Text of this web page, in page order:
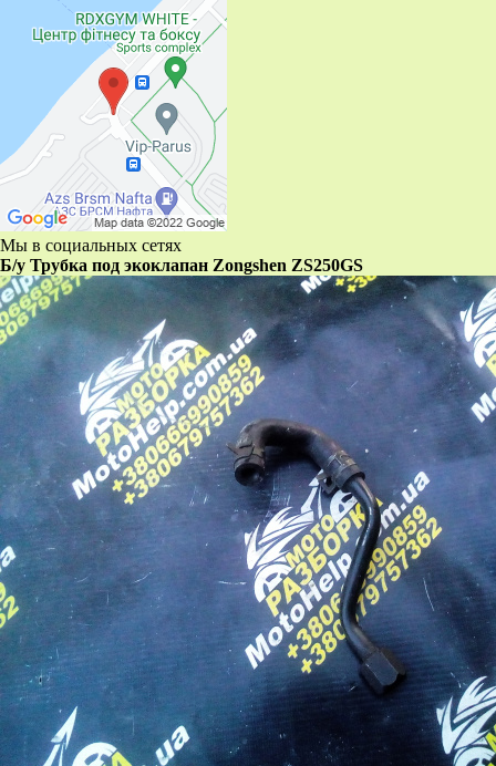
Мы в социальных сетях
Б/у Трубка под экоклапан Zongshen ZS250GS